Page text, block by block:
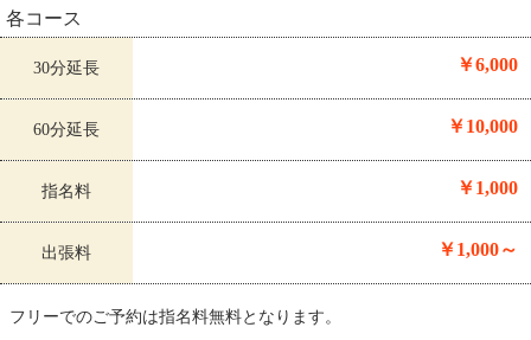
各コース
30分延長 ￥6,000
60分延長 ￥10,000
指名料 ￥1,000
出張料 ￥1,000～
フリーでのご予約は指名料無料となります。